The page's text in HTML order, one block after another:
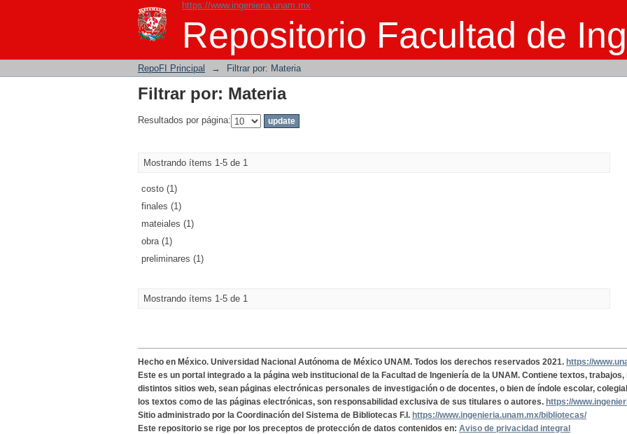
https://www.ingenieria.unam.mx
Repositorio Facultad de
Filtrar por: Materia
RepoFI Principal → Filtrar por: Materia
Filtrar por: Materia
Resultados por página:
Mostrando ítems 1-5 de 1
costo (1)
finales (1)
mateiales (1)
obra (1)
preliminares (1)
Mostrando ítems 1-5 de 1
Hecho en México. Universidad Nacional Autónoma de México UNAM. Todos los derechos reservados 2021. https://
Este es un portal integrado a la página web institucional de la Facultad de Ingeniería de la UNAM. Contiene textos,
distintos sitios web, sean páginas electrónicas personales de investigación o de docentes, o bien de índole escolar,
los textos como de las páginas electrónicas, son responsabilidad exclusiva de sus titulares o autores. https://
Sitio administrado por la Coordinación del Sistema de Bibliotecas F.I. https://www.ingenieria.unam.mx/bibliotecas/
Este repositorio se rige por los preceptos de protección de datos contenidos en: Aviso de privacidad integral